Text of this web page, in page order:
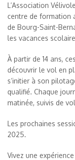
L’Association
centre de formation
de Bourg-Saint-
les vacances
À partir de 14 ans,
découvrir le vol en
s’initier à son
qualifié. Chaque
matinée, suivis de
Les prochaines
2025.
Vivez une